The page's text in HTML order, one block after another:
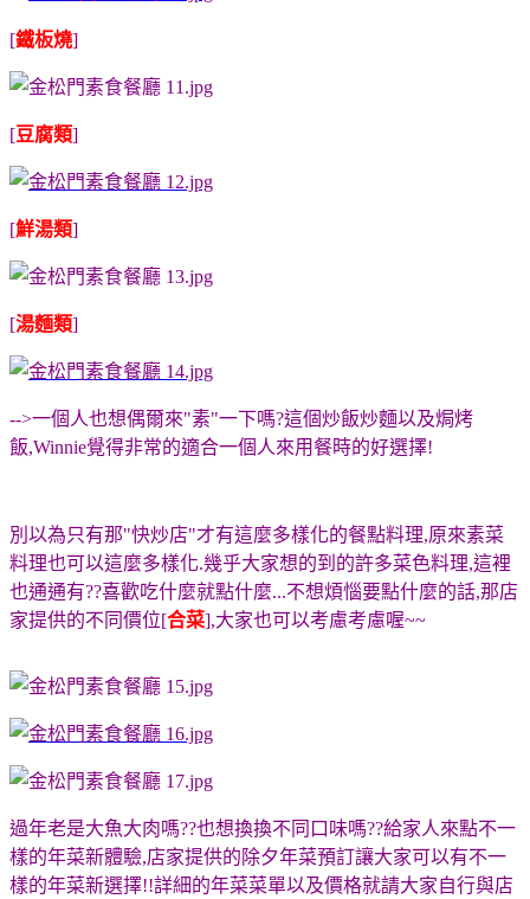
[鐵板燒]
[豆腐類]
[鮮湯類]
[湯麵類]
-->一個人也想偶爾來"素"一下嗎?這個炒飯炒麵以及焗烤
飯,Winnie覺得非常的適合一個人來用餐時的好選擇!
別以為只有那"快炒店"才有這麼多樣化的餐點料理,原來素菜
料理也可以這麼多樣化.幾乎大家想的到的許多菜色料理,這裡
也通通有??喜歡吃什麼就點什麼...不想煩惱要點什麼的話,那店
家提供的不同價位[合菜],大家也可以考慮考慮喔~~
過年老是大魚大肉嗎??也想換換不同口味嗎??給家人來點不一
樣的年菜新體驗,店家提供的除夕年菜預訂讓大家可以有不一
樣的年菜新選擇!!詳細的年菜菜單以及價格就請大家自行與店